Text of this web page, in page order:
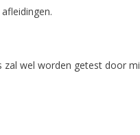
wel worden getest door